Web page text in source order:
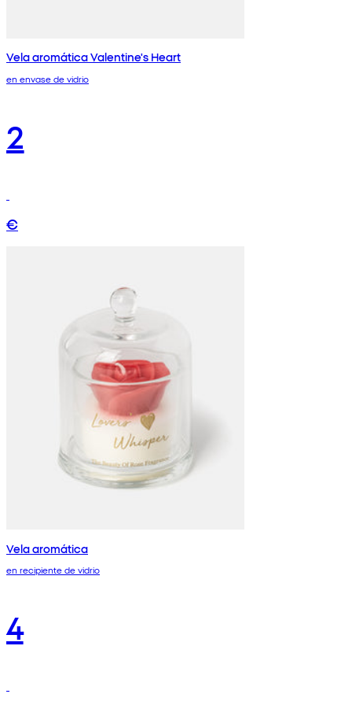
Vela aromática Valentine's Heart
en envase de vidrio
2
€
Vela aromática
en recipiente de vidrio
4